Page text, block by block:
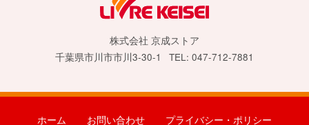
株式会社 京成ストア
千葉県市川市市川3-30-1
TEL: 047-712-7881
ホーム お問い合わせ プライバシー・ポリシー